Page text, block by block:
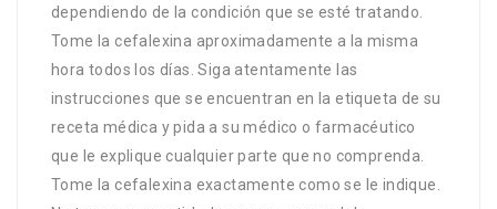
dependiendo de la condición que se esté tratando.
Tome la cefalexina aproximadamente a la misma
hora todos los días. Siga atentamente las
instrucciones que se encuentran en la etiqueta de su
receta médica y pida a su médico o farmacéutico
que le explique cualquier parte que no comprenda.
Tome la cefalexina exactamente como se le indique.